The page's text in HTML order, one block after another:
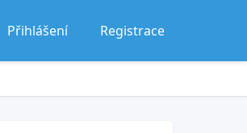
Přihlášení Registrace